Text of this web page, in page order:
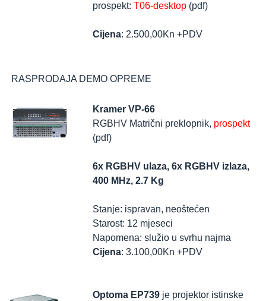
prospekt: T06-desktop (pdf)
Cijena: 2.500,00Kn +PDV
RASPRODAJA DEMO OPREME
Kramer VP-66
RGBHV Matrični preklopnik, prospekt
(pdf)
6x RGBHV ulaza, 6x RGBHV izlaza,
400 MHz, 2.7 Kg
Stanje: ispravan, neoštećen
Starost: 12 mjeseci
Napomena: služio u svrhu najma
Cijena: 3.100,00Kn +PDV
Optoma EP739 je projektor istinske